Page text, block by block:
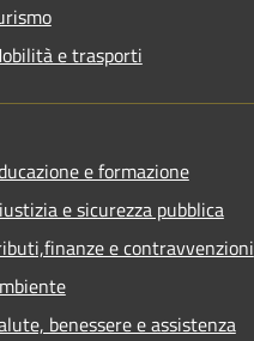
e trasporti
e formazione
e sicurezza pubblica
e contravvenzioni
benessere e assistenza